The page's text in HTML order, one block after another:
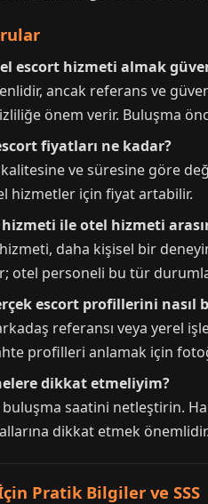
escort hizmeti almak
ancak referans ve
önem verir. Buluşma
fiyatları ne kadar?
ve süresine göre
hizmetler için fiyat artabilir.
hizmeti ile otel hizmeti
daha kişisel bir
otel personeli bu tür
escort profillerini nasıl
referansı veya yerel
profilleri anlamak için
dikkat etmeliyim?
saatini netleştirin.
dikkat etmek önemlidir.
Pratik Bilgiler ve SSS